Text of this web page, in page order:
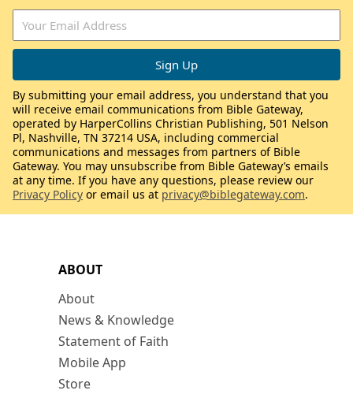
ABOUT
About
News & Knowledge
Statement of Faith
Mobile App
Store
By submitting your email address, you understand that you
will receive email communications from Bible Gateway,
operated by HarperCollins Christian Publishing, 501 Nelson
Pl, Nashville, TN 37214 USA, including commercial
communications and messages from partners of Bible
Gateway. You may unsubscribe from Bible Gateway’s emails
at any time. If you have any questions, please review our
Privacy Policy or email us at privacy@biblegateway.com.